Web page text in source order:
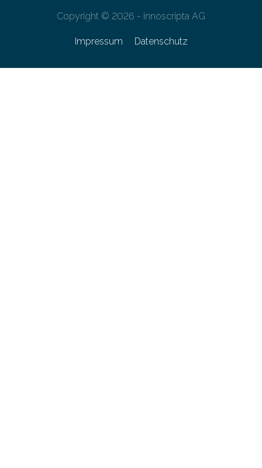
Copyright © 2026 - innoscripta AG
Impressum Datenschutz